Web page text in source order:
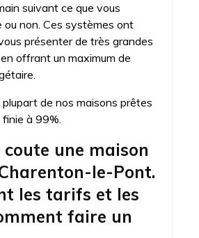
suivant ce que vous
ou non. Ces systèmes ont
présenter de très grandes
offrant un maximum de
plupart de nos maisons prêtes
à 99%.
coute une maison
le-Pont.
les tarifs et les
faire un